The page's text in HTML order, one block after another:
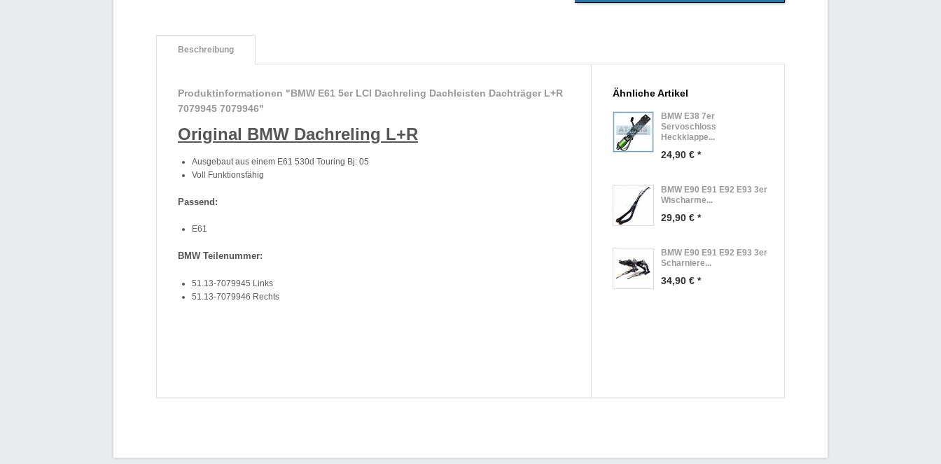
Beschreibung
Produktinformationen "BMW E61 5er LCI Dachreling Dachleisten Dachträger L+R
7079945 7079946"
Original BMW Dachreling L+R
Ausgebaut aus einem E61 530d Touring Bj: 05
Voll Funktionsfähig
Passend:
E61
BMW Teilenummer:
51.13-7079945 Links
51.13-7079946 Rechts
Ähnliche Artikel
BMW E38 7er
Servoschloss
Heckklappe...
24,90 € *
BMW E90 E91 E92 E93 3er
Wischarme...
29,90 € *
BMW E90 E91 E92 E93 3er
Scharniere...
34,90 € *